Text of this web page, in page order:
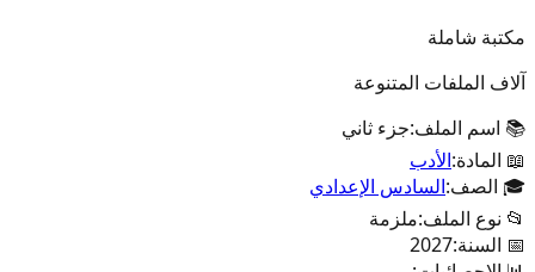
مكتبة شاملة
آلاف الملفات المتنوعة
📚 اسم الملف:جزء ثاني
📖 المادة:الأدب
🎓 الصف:السادس الإعدادي
📂 نوع الملف:ملزمة
📅 السنة:2027